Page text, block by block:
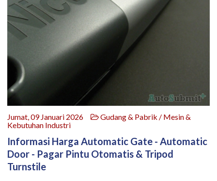
Jumat, 09 Januari 2026
Gudang & Pabrik / Mesin &
Kebutuhan Industri
Informasi Harga Automatic Gate - Automatic
Door - Pagar Pintu Otomatis & Tripod
Turnstile